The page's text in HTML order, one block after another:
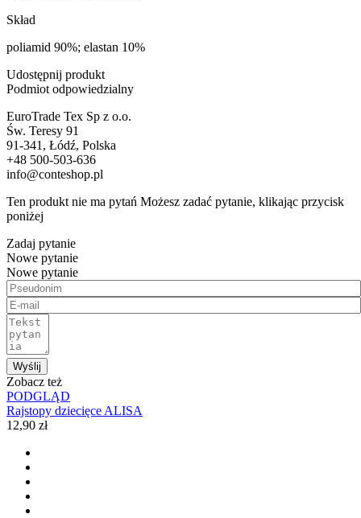
Skład
poliamid 90%; elastan 10%
Udostępnij produkt
Podmiot odpowiedzialny
EuroTrade Tex Sp z o.o.
Św. Teresy 91
91-341, Łódź, Polska
+48 500-503-636
info@conteshop.pl
Ten produkt nie ma pytań Możesz zadać pytanie, klikając przycisk
poniżej
Zadaj pytanie
Nowe pytanie
Nowe pytanie
Wyślij
Zobacz też
PODGLĄD
Rajstopy dziecięce ALISA
12,90 zł